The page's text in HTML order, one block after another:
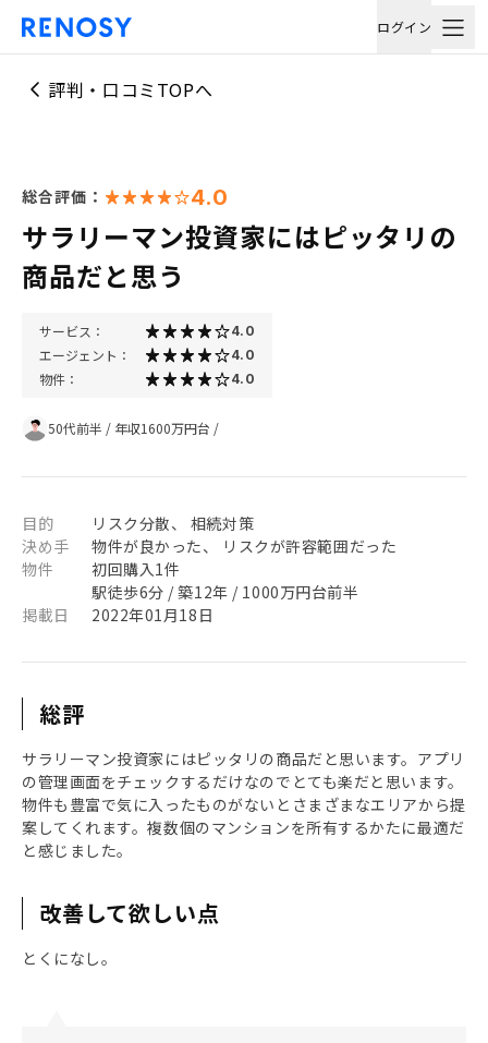
ログイン
評判・口コミTOPへ
総合評価： 4.0
サラリーマン投資家にはピッタリの
商品だと思う
サービス： 4.0
エージェント： 4.0
物件： 4.0
50代前半 / 年収1600万円台 /
目的
リスク分散、 相続対策
決め手
物件が良かった、 リスクが許容範囲だった
物件
初回購入1件
駅徒歩6分 / 築12年 / 1000万円台前半
掲載日
2022年01月18日
総評
サラリーマン投資家にはピッタリの商品だと思います。アプリ
の管理画面をチェックするだけなのでとても楽だと思います。
物件も豊富で気に入ったものがないとさまざまなエリアから提
案してくれます。複数個のマンションを所有するかたに最適だ
と感じました。
改善して欲しい点
とくになし。